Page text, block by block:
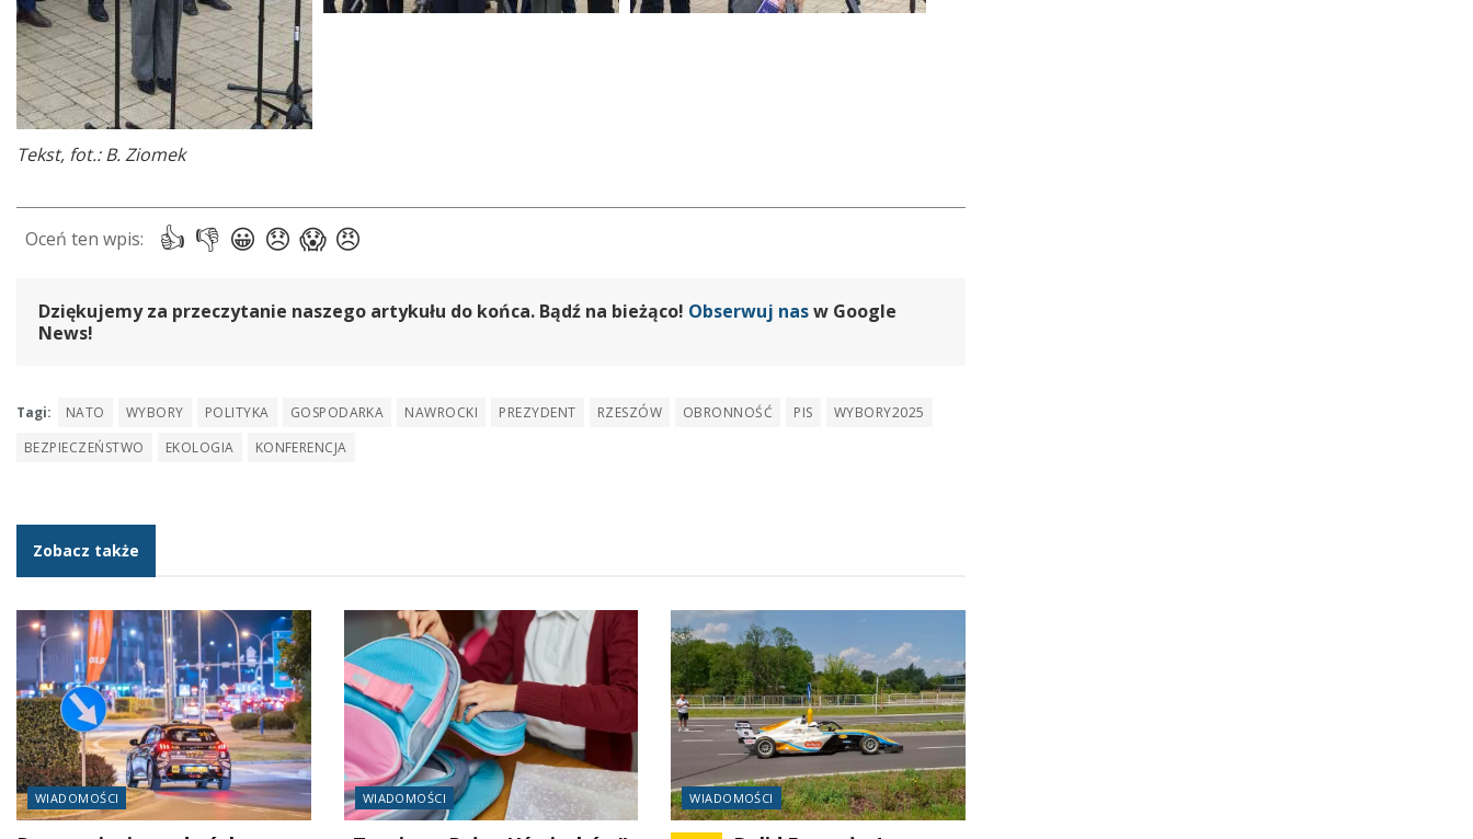
Tekst, fot.: B. Ziomek
Dziękujemy za przeczytanie naszego artykułu do końca. Bądź na bieżąco! Obserwuj nasw Google
News!
Tagi: NATO WYBORY POLITYKA GOSPODARKA NAWROCKI PREZYDENT RZESZÓW OBRONNOŚĆ PIS
WYBORY2025
BEZPIECZEŃSTWO
EKOLOGIA KONFERENCJA
Zobacz także
WIADOMOŚCI WIADOMOŚCI WIADOMOŚCI